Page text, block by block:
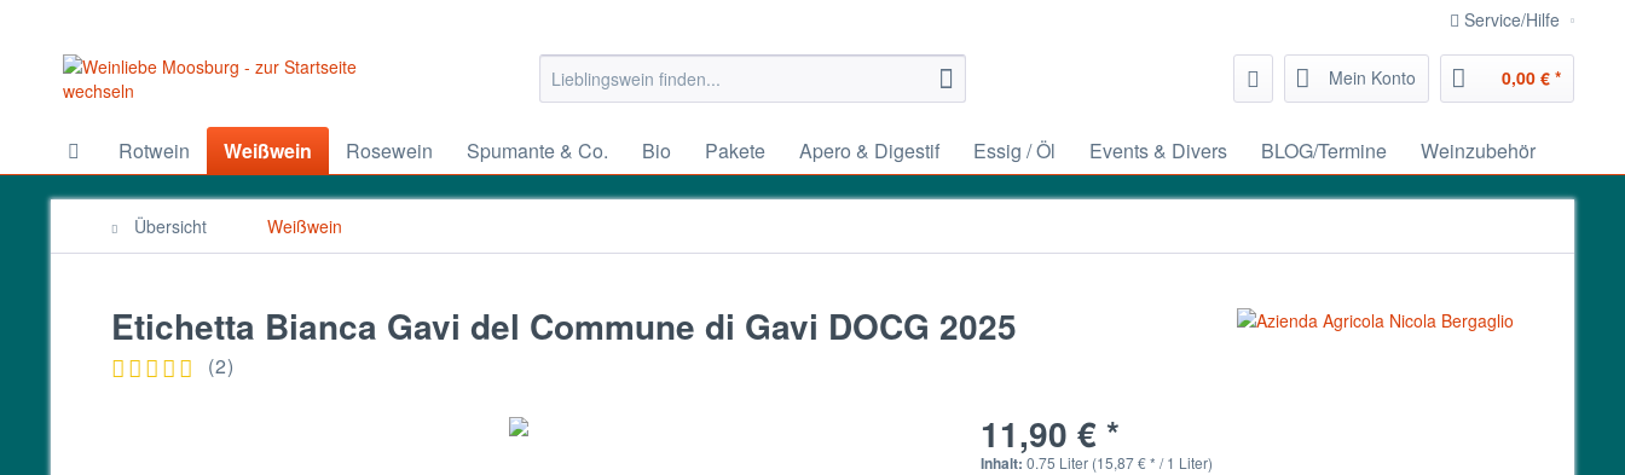
Service/Hilfe
Mein Konto 0,00 € *
Rotwein Weißwein Rosewein Spumante & Co. Bio Pakete Apero & Digestif Essig / Öl Events & Divers BLOG/Termine Weinzubehör
Übersicht Weißwein
Etichetta Bianca Gavi del Commune di Gavi DOCG 2025
(2)
11,90 € *
Inhalt:0.75 Liter (15,87 € * / 1 Liter)